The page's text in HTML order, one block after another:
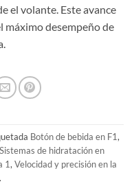
el volante. Este avance
máximo desempeño de
Botón de bebida en F1,
Sistemas de hidratación en
1, Velocidad y precisión en la
.